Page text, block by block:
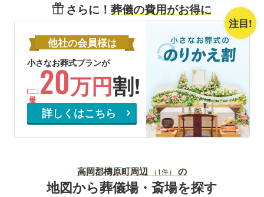
さらに！葬儀の費用がお得に
注目!
他社の会員様は
小さなお葬式プランが
20万円割!
詳しくはこちら
高岡郡檮原町周辺 （1件） の
地図から葬儀場・斎場を探す